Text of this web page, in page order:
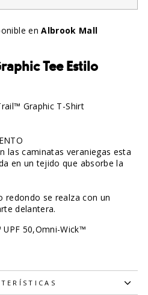
enAlbrook Mall
Tee Estilo
Graphic T-Shirt
las caminatas veraniegas esta
en un tejido que absorbe la
redondo se realza con un
delantera.
50,Omni-Wick™